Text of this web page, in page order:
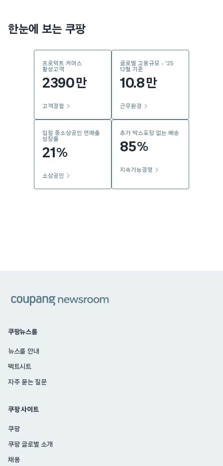
한눈에 보는 쿠팡
프로덕트 커머스
활성고객
2390만
고객경험
글로벌 고용규모 - '25
12월 기준
10.8만
근무환경
입점 중소상공인 연매출
성장률
21 %
소상공인
추가 박스포장 없는 배송
85%
지속가능경영
쿠팡뉴스룸
뉴스룸 안내
팩트시트
자주 묻는 질문
쿠팡 사이트
쿠팡
쿠팡 글로벌 소개
채용